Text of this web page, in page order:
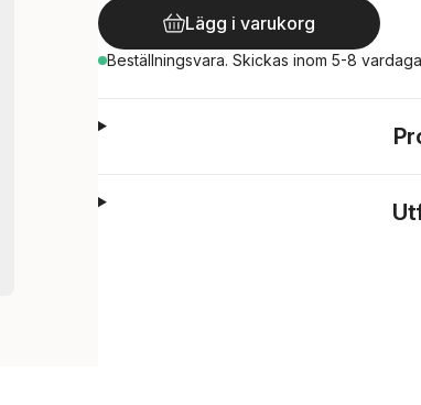
Lägg i varukorg
Beställningsvara. Skickas inom 5-8